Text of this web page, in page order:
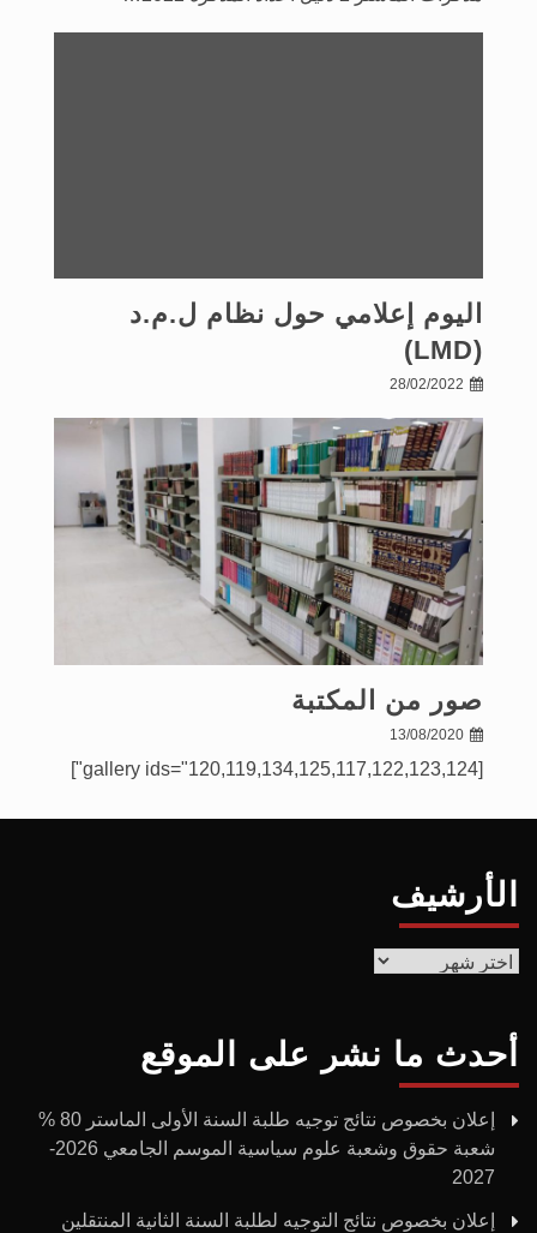
اليوم إعلامي حول نظام ل.م.د
(LMD)
28/02/2022
صور من المكتبة
13/08/2020
[gallery ids="120,119,134,125,117,122,123,124"]
الأرشيف
الأرشيف
أحدث ما نشر على الموقع
إعلان بخصوص نتائج توجيه طلبة السنة الأولى الماستر 80 %
شعبة حقوق وشعبة علوم سياسية الموسم الجامعي 2026-
2027
إعلان بخصوص نتائج التوجيه لطلبة السنة الثانية المنتقلين